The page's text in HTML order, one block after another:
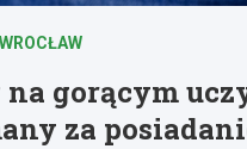
WROCŁAW
na gorącym
za